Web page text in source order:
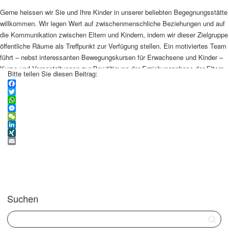
Gerne heissen wir Sie und Ihre Kinder in unserer beliebten Begegnungsstätte
willkommen. Wir legen Wert auf zwischenmenschliche Beziehungen und auf
die Kommunikation zwischen Eltern und Kindern, indem wir dieser Zielgruppe
öffentliche Räume als Treffpunkt zur Verfügung stellen. Ein motiviertes Team
führt – nebst interessanten Bewegungskursen für Erwachsene und Kinder –
Kurse und Veranstaltungen zur Bewältigung der Erziehungsphase der Eltern
durch.Weiterlesen …
Bitte teilen Sie diesen Beitrag:
Facebook
Twitter
WhatsApp
Messenger
WeChat
LinkedIn
XING
Suchen